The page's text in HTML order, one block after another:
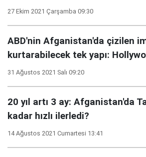
27 Ekim 2021 Çarşamba 09:30
ABD'nin Afganistan'da çizilen
kurtarabilecek tek yapı:
31 Ağustos 2021 Salı 09:20
20 yıl artı 3 ay: Afganistan'da
kadar hızlı ilerledi?
14 Ağustos 2021 Cumartesi 13:41